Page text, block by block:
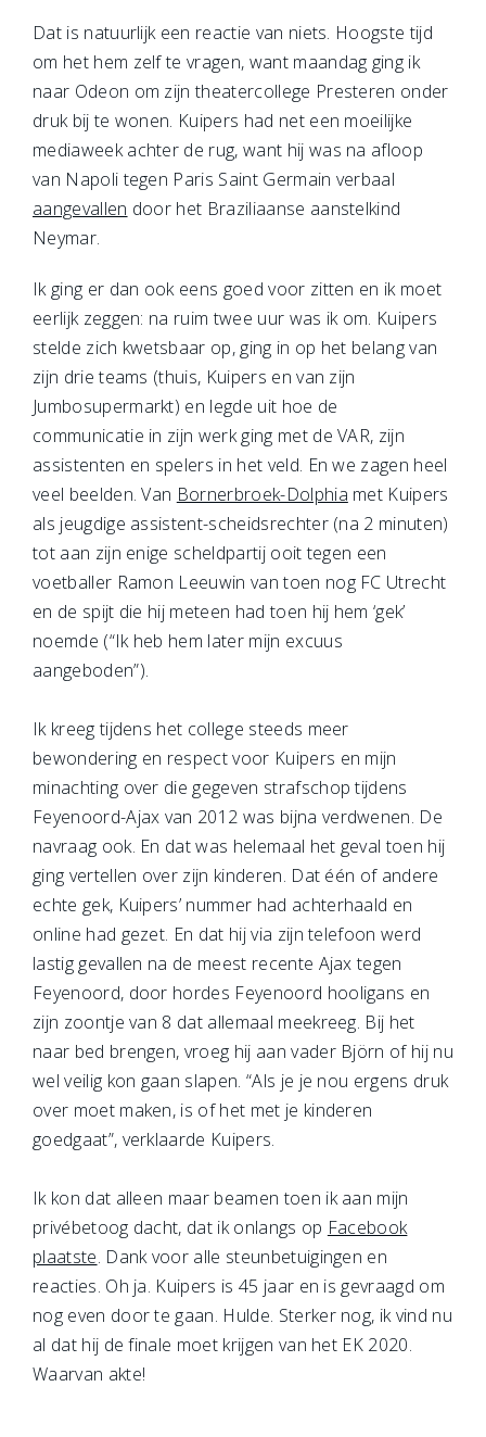
Dat is natuurlijk een reactie van niets. Hoogste tijd
om het hem zelf te vragen, want maandag ging ik
naar Odeon om zijn theatercollege Presteren onder
druk bij te wonen. Kuipers had net een moeilijke
mediaweek achter de rug, want hij was na afloop
van Napoli tegen Paris Saint Germain verbaal
aangevallen door het Braziliaanse aanstelkind
Neymar.
Ik ging er dan ook eens goed voor zitten en ik moet
eerlijk zeggen: na ruim twee uur was ik om. Kuipers
stelde zich kwetsbaar op, ging in op het belang van
zijn drie teams (thuis, Kuipers en van zijn
Jumbosupermarkt) en legde uit hoe de
communicatie in zijn werk ging met de VAR, zijn
assistenten en spelers in het veld. En we zagen heel
veel beelden. Van Bornerbroek-Dolphia met Kuipers
als jeugdige assistent-scheidsrechter (na 2 minuten)
tot aan zijn enige scheldpartij ooit tegen een
voetballer Ramon Leeuwin van toen nog FC Utrecht
en de spijt die hij meteen had toen hij hem ‘gek’
noemde (“Ik heb hem later mijn excuus
aangeboden”).
Ik kreeg tijdens het college steeds meer
bewondering en respect voor Kuipers en mijn
minachting over die gegeven strafschop tijdens
Feyenoord-Ajax van 2012 was bijna verdwenen. De
navraag ook. En dat was helemaal het geval toen hij
ging vertellen over zijn kinderen. Dat één of andere
echte gek, Kuipers’ nummer had achterhaald en
online had gezet. En dat hij via zijn telefoon werd
lastig gevallen na de meest recente Ajax tegen
Feyenoord, door hordes Feyenoord hooligans en
zijn zoontje van 8 dat allemaal meekreeg. Bij het
naar bed brengen, vroeg hij aan vader Björn of hij nu
wel veilig kon gaan slapen. “Als je je nou ergens druk
over moet maken, is of het met je kinderen
goedgaat”, verklaarde Kuipers.
Ik kon dat alleen maar beamen toen ik aan mijn
privébetoog dacht, dat ik onlangs op Facebook
plaatste. Dank voor alle steunbetuigingen en
reacties. Oh ja. Kuipers is 45 jaar en is gevraagd om
nog even door te gaan. Hulde. Sterker nog, ik vind nu
al dat hij de finale moet krijgen van het EK 2020.
Waarvan akte!